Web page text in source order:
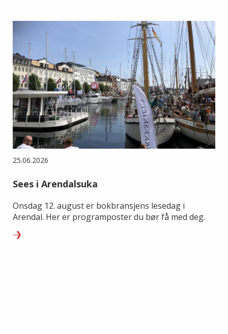
25.06.2026
Sees i Arendalsuka
Onsdag 12. august er bokbransjens lesedag i
Arendal. Her er programposter du bør få med deg.